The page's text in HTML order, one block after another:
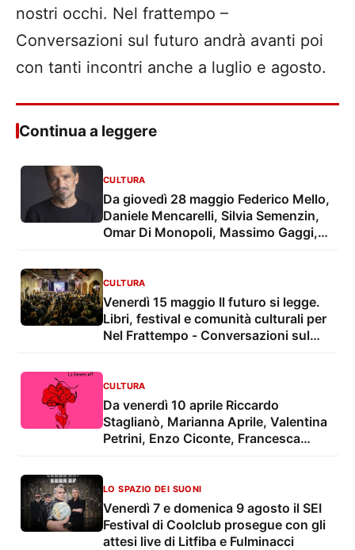
nostri occhi. Nel frattempo –
Conversazioni sul futuro andrà avanti poi
con tanti incontri anche a luglio e agosto.
Continua a leggere
CULTURA
Da giovedì 28 maggio Federico Mello,
Daniele Mencarelli, Silvia Semenzin,
Omar Di Monopoli, Massimo Gaggi,
Conversazioni sul futuro
CULTURA
Venerdì 15 maggio Il futuro si legge.
Libri, festival e comunità culturali per
Nel Frattempo - Conversazioni sul
CULTURA
Da venerdì 10 aprile Riccardo
Staglianò, Marianna Aprile, Valentina
Petrini, Enzo Ciconte, Francesca
LO SPAZIO DEI SUONI
Venerdì 7 e domenica 9 agosto il SEI
Festival di Coolclub prosegue con gli
attesi live di Litfiba e Fulminacci